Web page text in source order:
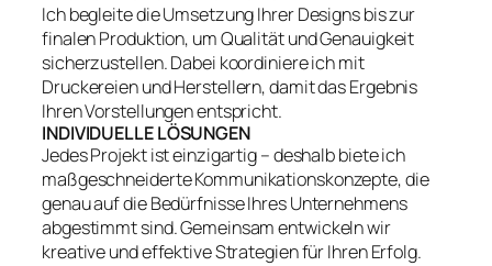
Ich begleite die Umsetzung Ihrer Designs bis zur
finalen Produktion, um Qualität und Genauigkeit
sicherzustellen. Dabei koordiniere ich mit
Druckereien und Herstellern, damit das Ergebnis
Ihren Vorstellungen entspricht.
INDIVIDUELLE LÖSUNGEN
Jedes Projekt ist einzigartig – deshalb biete ich
maßgeschneiderte Kommunikationskonzepte, die
genau auf die Bedürfnisse Ihres Unternehmens
abgestimmt sind. Gemeinsam entwickeln wir
kreative und effektive Strategien für Ihren Erfolg.